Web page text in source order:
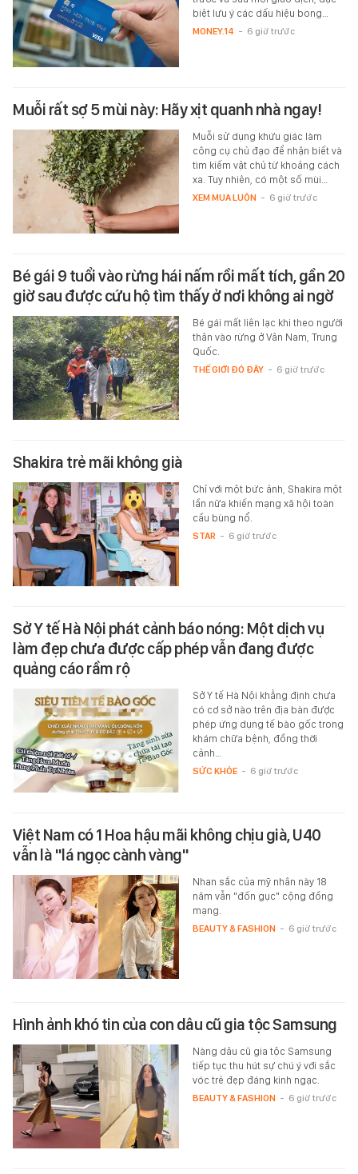
biệt lưu ý các dấu hiệu bong…
MONEY.14 - 6 giờ trước
Muỗi rất sợ 5 mùi này: Hãy xịt quanh nhà ngay!
Muỗi sử dụng khứu giác làm
công cụ chủ đạo để nhận biết và
tìm kiếm vật chủ từ khoảng cách
xa. Tuy nhiên, có một số mùi…
XEM MUA LUÔN - 6 giờ trước
Bé gái 9 tuổi vào rừng hái nấm rồi mất tích, gần 20
giờ sau được cứu hộ tìm thấy ở nơi không ai ngờ
Bé gái mất liên lạc khi theo người
thân vào rừng ở Vân Nam, Trung
Quốc.
THẾ GIỚI ĐÓ ĐÂY - 6 giờ trước
Shakira trẻ mãi không già
Chỉ với một bức ảnh, Shakira một
lần nữa khiến mạng xã hội toàn
cầu bùng nổ.
STAR - 6 giờ trước
Sở Y tế Hà Nội phát cảnh báo nóng: Một dịch vụ
làm đẹp chưa được cấp phép vẫn đang được
quảng cáo rầm rộ
Sở Y tế Hà Nội khẳng định chưa
có cơ sở nào trên địa bàn được
phép ứng dụng tế bào gốc trong
khám chữa bệnh, đồng thời
cảnh…
SỨC KHỎE - 6 giờ trước
Việt Nam có 1 Hoa hậu mãi không chịu già, U40
vẫn là "lá ngọc cành vàng"
Nhan sắc của mỹ nhân này 18
năm vẫn "đốn gục" cộng đồng
mạng.
BEAUTY & FASHION - 6 giờ trước
Hình ảnh khó tin của con dâu cũ gia tộc Samsung
Nàng dâu cũ gia tộc Samsung
tiếp tục thu hút sự chú ý với sắc
vóc trẻ đẹp đáng kinh ngạc.
BEAUTY & FASHION - 6 giờ trước